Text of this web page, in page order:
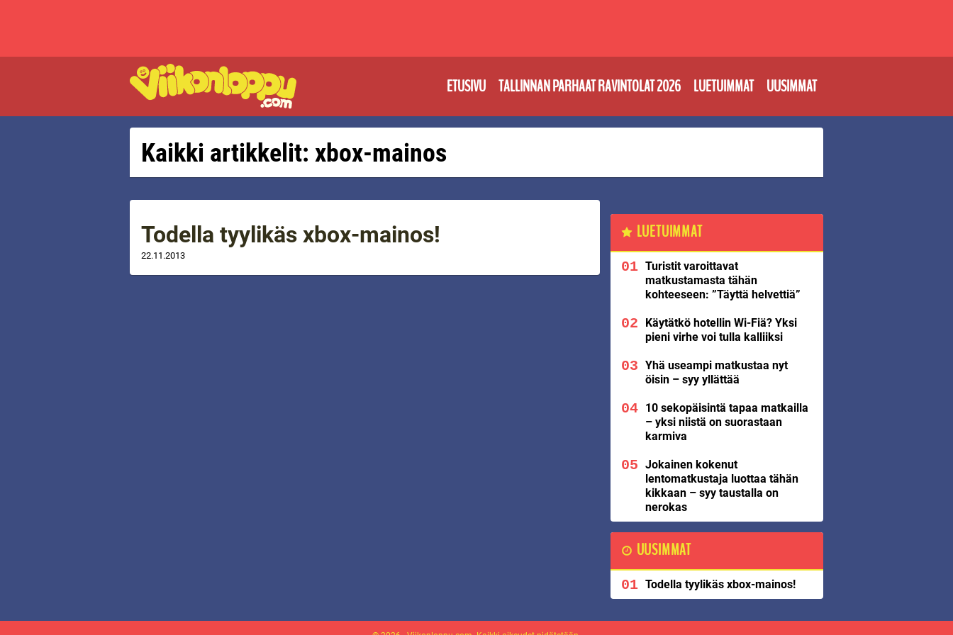
ETUSIVU TALLINNAN PARHAAT RAVINTOLAT 2026 LUETUIMMAT UUSIMMAT
Kaikki artikkelit: xbox-mainos
Todella tyylikäs xbox-mainos!
22.11.2013
LUETUIMMAT
Turistit varoittavat
matkustamasta tähän
kohteeseen: ”Täyttä helvettiä”
Käytätkö hotellin Wi-Fiä? Yksi
pieni virhe voi tulla kalliiksi
Yhä useampi matkustaa nyt
öisin – syy yllättää
10 sekopäisintä tapaa matkailla
– yksi niistä on suorastaan
karmiva
Jokainen kokenut
lentomatkustaja luottaa tähän
kikkaan – syy taustalla on
nerokas
UUSIMMAT
Todella tyylikäs xbox-mainos!